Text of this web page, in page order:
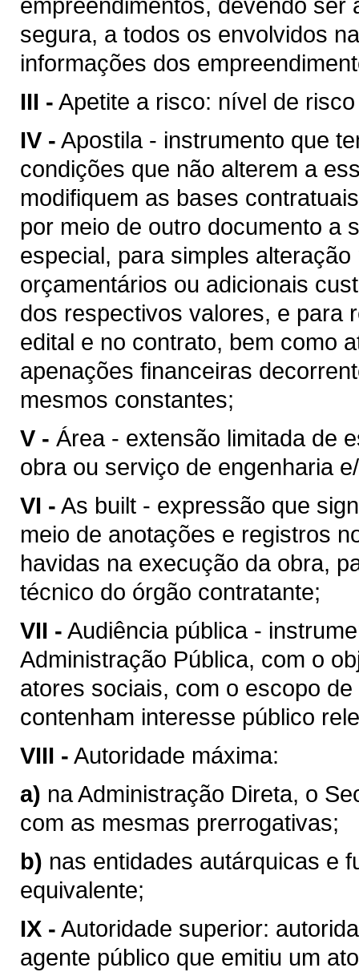
segura, a todos os envolvidos
informações dos
III - Apetite a risco: nível de
IV - Apostila - instrumento que
condições que não alterem a
modifiquem as bases
por meio de outro documento a
especial, para simples
orçamentários ou adicionais
dos respectivos valores, e para
edital e no contrato, bem como
apenações financeiras
mesmos constantes;
V - Área - extensão limitada de
obra ou serviço de engenharia
VI - As built - expressão que
meio de anotações e registros
havidas na execução da obra,
técnico do órgão contratante;
VII - Audiência pública -
Administração Pública, com o
atores sociais, com o escopo
contenham interesse público
VIII - Autoridade máxima:
a) na Administração Direta, o
com as mesmas prerrogativas;
b) nas entidades autárquicas e
equivalente;
IX - Autoridade superior:
agente público que emitiu um